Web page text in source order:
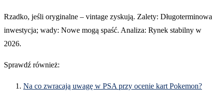
Rzadko, jeśli oryginalne – vintage zyskują. Zalety: Długoterminowa
inwestycja; wady: Nowe mogą spaść. Analiza: Rynek stabilny w
2026.
Sprawdź również:
Na co zwracają uwagę w PSA przy ocenie kart Pokemon?